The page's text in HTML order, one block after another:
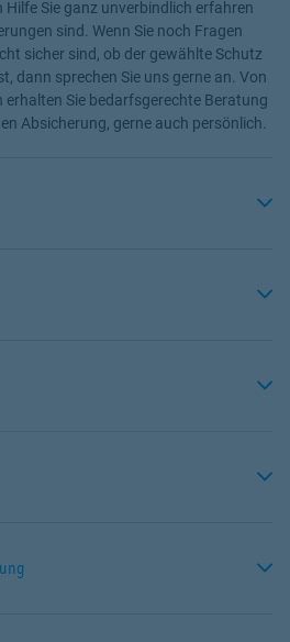
Hilfe Sie ganz unverbindlich erfahren
sind. Wenn Sie noch Fragen
sicher sind, ob der gewählte Schutz
dann sprechen Sie uns gerne an. Von
erhalten Sie bedarfsgerechte Beratung
Absicherung, gerne auch persönlich.